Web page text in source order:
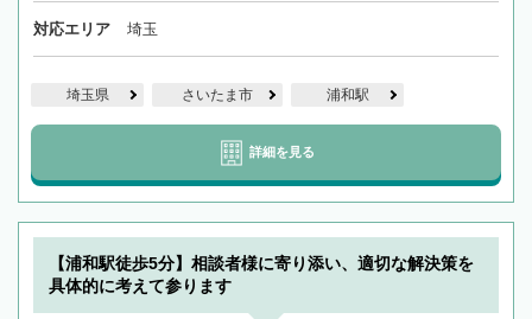
対応エリア 埼玉
埼玉県 さいたま市 浦和駅
詳細を見る
【浦和駅徒歩5分】相談者様に寄り添い、適切な解決策を
具体的に考えて参ります